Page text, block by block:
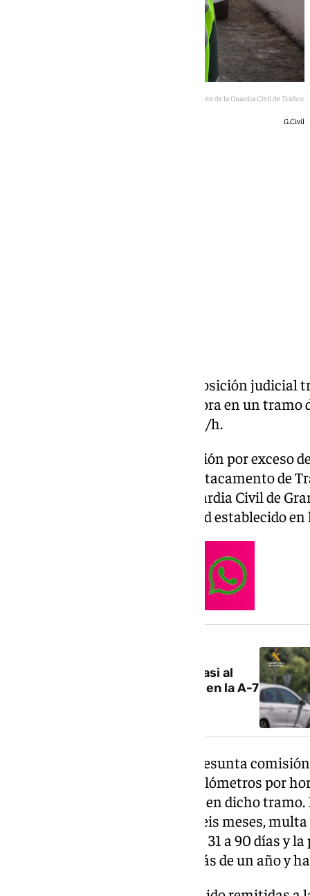
Imagen de archivo de un agente de la Guardia Civil de Tráfico.
G.Civil
Un conductor ha pasado a disposición judicial
turismo a 190 kilómetros por hora en un tramo
limitación específica de 100 km/h.
El conductor cometió la infracción por exceso
fue captado por agentes del Destacamento de
al Subsector de Tráfico de la Guardia Civil de
operativo de control de velocidad establecido
Dos investigados por circular casi al
doble de la velocidad permitida en la A-7
Al conductor se le atribuye la presunta
vial por superar en más de 80 kilómetros por
reglamentariamente permitida en dicho
con penas de prisión de tres a seis meses,
en beneficio de la comunidad de 31 a 90 días y
vehículos y ciclomotores por más de un año y